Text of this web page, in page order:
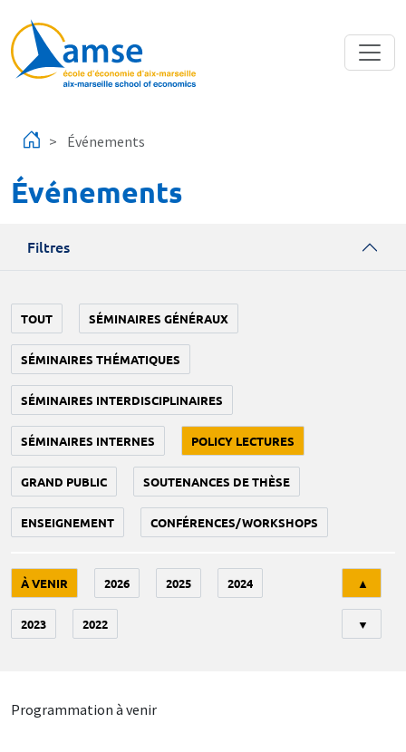
Événements
Événements
Filtres
TOUT SÉMINAIRES GÉNÉRAUX
SÉMINAIRES THÉMATIQUES
SÉMINAIRES INTERDISCIPLINAIRES
SÉMINAIRES INTERNES POLICY LECTURES
GRAND PUBLIC SOUTENANCES DE THÈSE
ENSEIGNEMENT CONFÉRENCES/WORKSHOPS
À VENIR 2026 2025 2024
2023 2022
▲
▼
Programmation à venir